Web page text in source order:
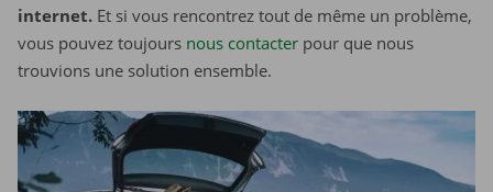
internet. Et si vous rencontrez tout de même un problème,
vous pouvez toujours nous contacter pour que nous
trouvions une solution ensemble.